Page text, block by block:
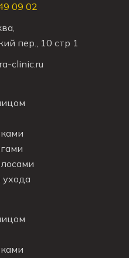
09 02
пер., 10 стр 1
clinic.ru